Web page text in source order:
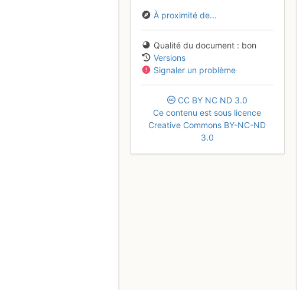
À proximité de...
Qualité du document
bon
Versions
Signaler un problème
CC BY NC ND 3.0
Ce contenu est sous licence
Creative Commons BY-NC-ND
3.0